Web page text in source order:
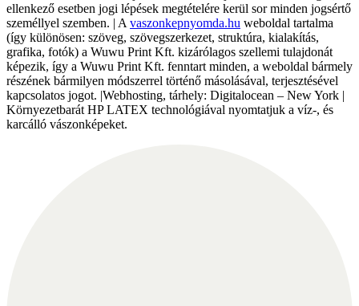
ellenkező esetben jogi lépések megtételére kerül sor minden jogsértő
személlyel szemben. | A vaszonkepnyomda.hu weboldal tartalma
(így különösen: szöveg, szövegszerkezet, struktúra, kialakítás,
grafika, fotók) a Wuwu Print Kft. kizárólagos szellemi tulajdonát
képezik, így a Wuwu Print Kft. fenntart minden, a weboldal bármely
részének bármilyen módszerrel történő másolásával, terjesztésével
kapcsolatos jogot. |Webhosting, tárhely: Digitalocean – New York |
Környezetbarát HP LATEX technológiával nyomtatjuk a víz-, és
karcálló vászonképeket.